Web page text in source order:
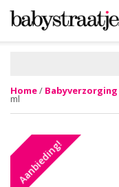
Home/ Babyverzorging
ml
Aanbieding!